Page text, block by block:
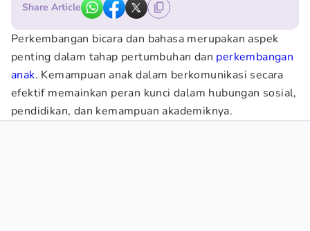
Share Article
Perkembangan bicara dan bahasa merupakan aspek
penting dalam tahap pertumbuhan dan perkembangan
anak. Kemampuan anak dalam berkomunikasi secara
efektif memainkan peran kunci dalam hubungan sosial,
pendidikan, dan kemampuan akademiknya.